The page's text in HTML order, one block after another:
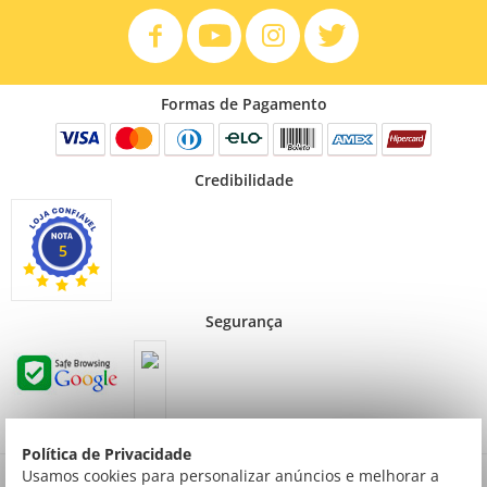
Política de Privacidade
Usamos cookies para personalizar anúncios e melhorar a
Formas de Pagamento
Credibilidade
5
Segurança
Preços válidos para consumidor final não contribuinte. Preços exclusivos para compras